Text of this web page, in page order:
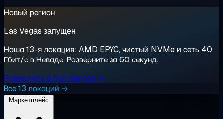
Новый регион
Las Vegas запущен
Наша 13-я локация: AMD EPYC, чистый NVMe и сеть 40
Гбит/с в Неваде. Разверните за 60 секунд.
Развернуть в Лас-Вегасе →
Все 13 локаций →